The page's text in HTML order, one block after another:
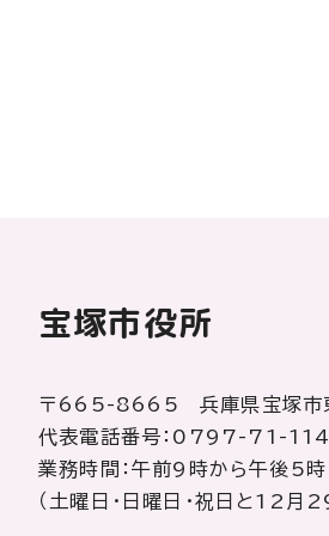
宝塚市役所
〒665-8665 兵庫県宝塚市
代表電話番号：0797-71-
業務時間：午前9時から午後5時
（土曜日・日曜日・祝日と12月